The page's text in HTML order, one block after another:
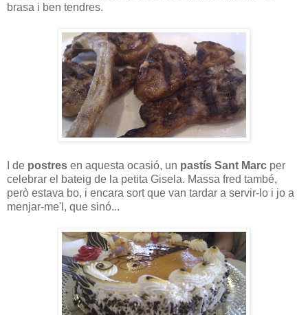
brasa i ben tendres.
I de postres en aquesta ocasió, un pastís Sant Marc per
celebrar el bateig de la petita Gisela. Massa fred també,
però estava bo, i encara sort que van tardar a servir-lo i jo a
menjar-me'l, que sinó...